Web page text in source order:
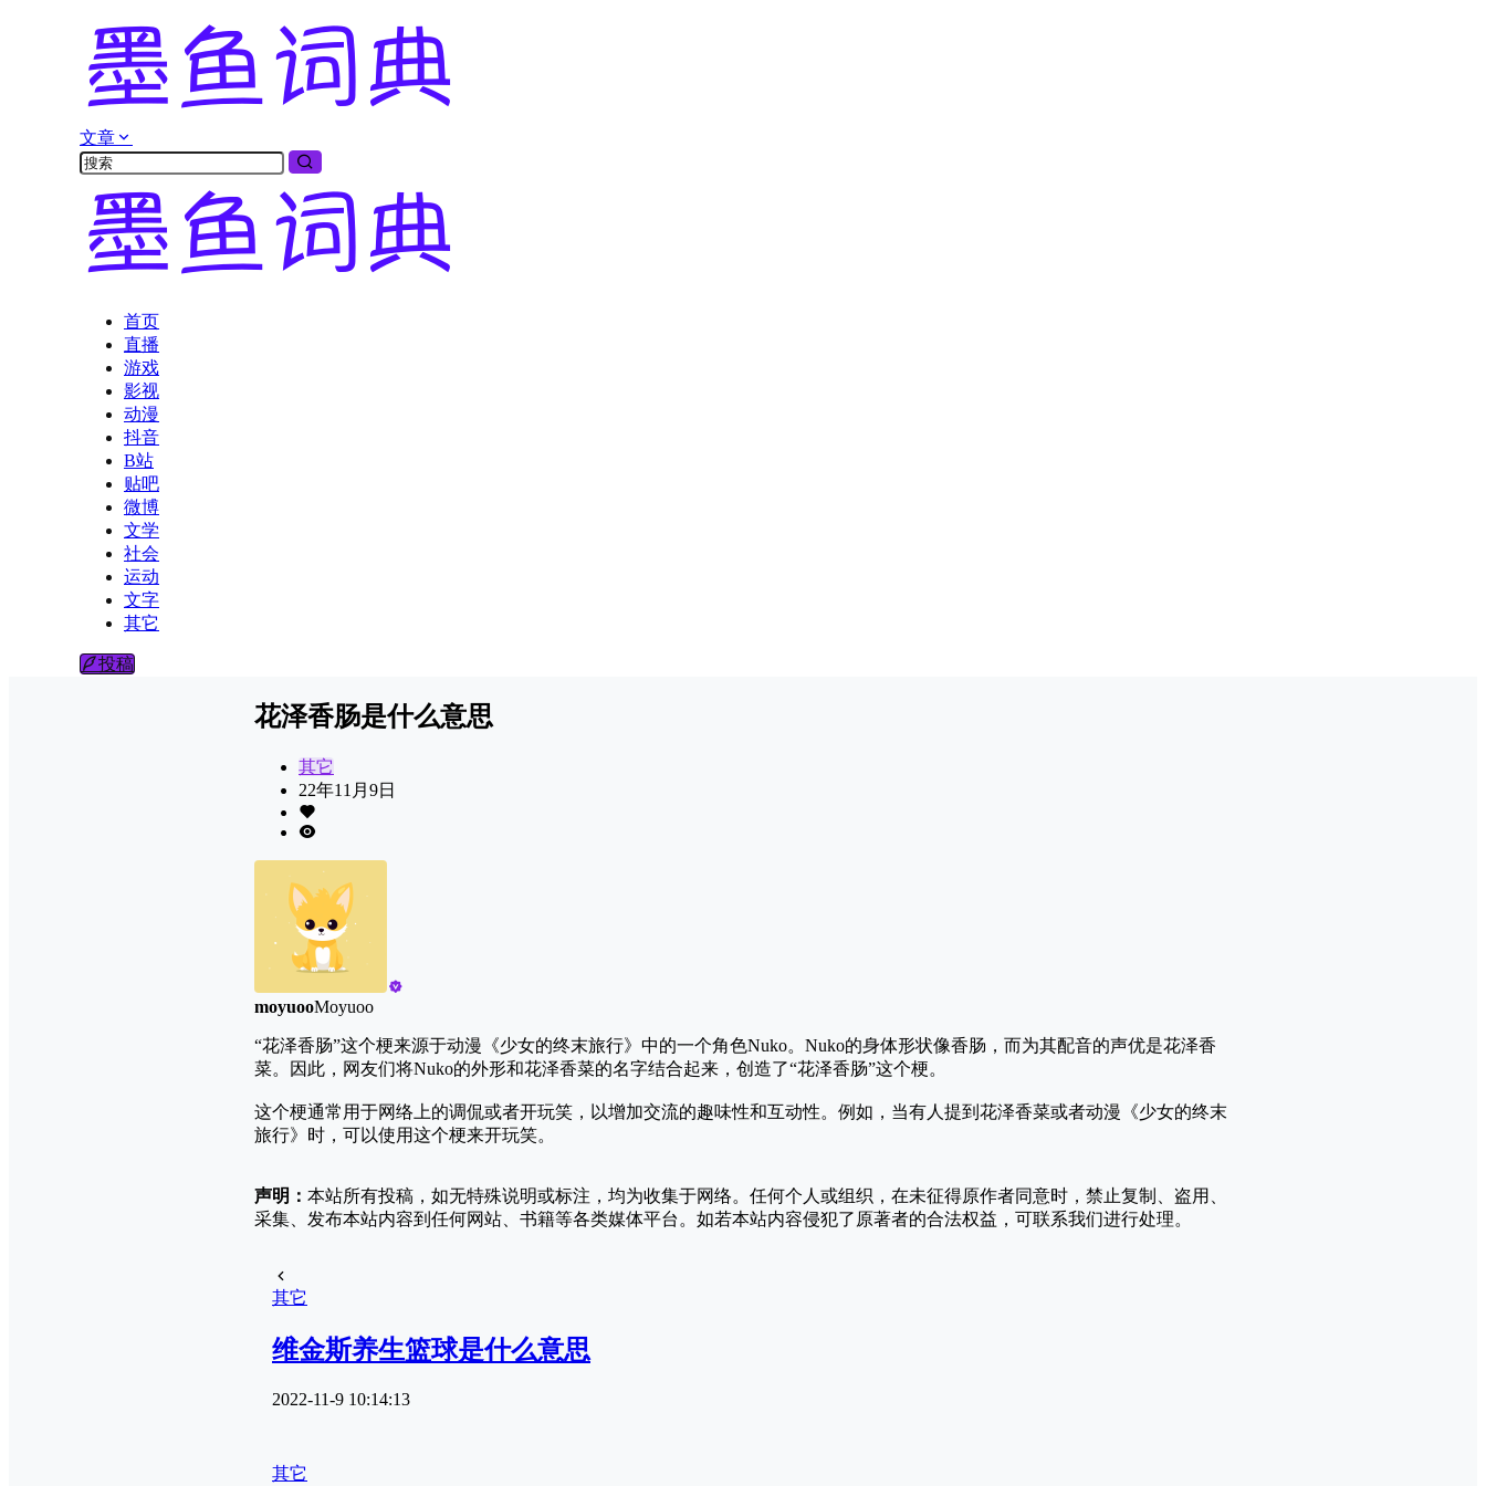
文章
首页
直播
游戏
影视
动漫
抖音
B站
贴吧
微博
文学
社会
运动
文字
其它
投稿
花泽香肠是什么意思
其它
22年11月9日
moyuooMoyuoo
“花泽香肠”这个梗来源于动漫《少女的终末旅行》中的一个角色Nuko。Nuko的身体形状像香肠，而为其配音的声优是花泽香
菜。因此，网友们将Nuko的外形和花泽香菜的名字结合起来，创造了“花泽香肠”这个梗。
这个梗通常用于网络上的调侃或者开玩笑，以增加交流的趣味性和互动性。例如，当有人提到花泽香菜或者动漫《少女的终末
旅行》时，可以使用这个梗来开玩笑。
声明： 本站所有投稿，如无特殊说明或标注，均为收集于网络。任何个人或组织，在未征得原作者同意时，禁止复制、盗用、
采集、发布本站内容到任何网站、书籍等各类媒体平台。如若本站内容侵犯了原著者的合法权益，可联系我们进行处理。
其它
维金斯养生篮球是什么意思
2022-11-9 10:14:13
其它